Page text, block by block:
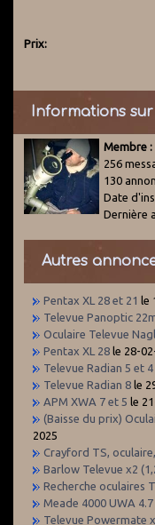
Prix:
Informations
Membre :
256
130
Date
Dernière
Autres
Pentax XL 28 et 21 le
Televue Panoptic
Oculaire Televue
Pentax XL 28 le 28-
Televue Radian 5 et 4
Televue Radian 8 le
APM XWA 7 et 5 le
(Baisse du prix)
2025
Crayford TS,
Barlow Televue x2
Recherche oculaires
Meade 4000 UWA 4.7
Televue Powermate